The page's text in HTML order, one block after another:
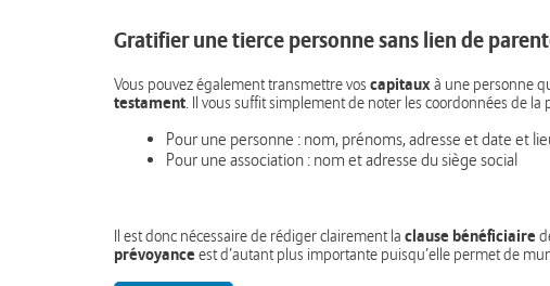
Gratifier une tierce personne sans lien de
Vous pouvez également transmettre vos capitauxà une personne
testament. Il vous suffit simplement de noter les coordonnées de la
Pour une personne : nom, prénoms, adresse et date et
Pour une association : nom et adresse du siège social
Il est donc nécessaire de rédiger clairement la clause bénéficiaire
prévoyanceest d’autant plus importante puisqu’elle permet de